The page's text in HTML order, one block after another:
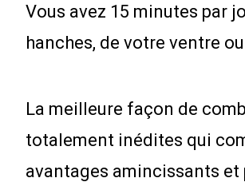
Vous avez 15 minutes par
hanches, de votre ventre
La meilleure façon de
totalement inédites qui
avantages amincissants